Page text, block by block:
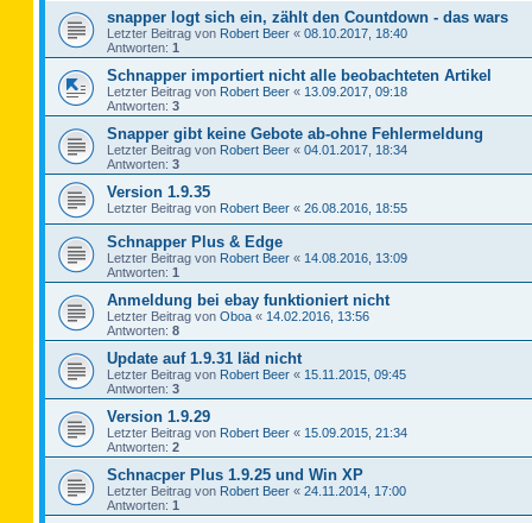
snapper logt sich ein, zählt den Countdown - das wars
Letzter Beitrag von Robert Beer « 08.10.2017, 18:40
Antworten: 1
Schnapper importiert nicht alle beobachteten Artikel
Letzter Beitrag von Robert Beer « 13.09.2017, 09:18
Antworten: 3
Snapper gibt keine Gebote ab-ohne Fehlermeldung
Letzter Beitrag von Robert Beer « 04.01.2017, 18:34
Antworten: 3
Version 1.9.35
Letzter Beitrag von Robert Beer « 26.08.2016, 18:55
Schnapper Plus & Edge
Letzter Beitrag von Robert Beer « 14.08.2016, 13:09
Antworten: 1
Anmeldung bei ebay funktioniert nicht
Letzter Beitrag von Oboa « 14.02.2016, 13:56
Antworten: 8
Update auf 1.9.31 läd nicht
Letzter Beitrag von Robert Beer « 15.11.2015, 09:45
Antworten: 3
Version 1.9.29
Letzter Beitrag von Robert Beer « 15.09.2015, 21:34
Antworten: 2
Schnacper Plus 1.9.25 und Win XP
Letzter Beitrag von Robert Beer « 24.11.2014, 17:00
Antworten: 1